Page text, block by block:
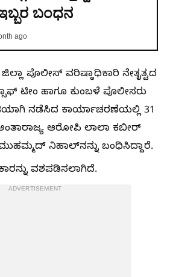
ಬಂಧನ
ago
ಜಿಲ್ಲಾ ಪೊಲೀಸ್‌ ವರಿಷ್ಠಾಧಿಕಾರಿ ನೇತೃತ್ವದ
ಟೀಂ ಹಾಗೂ ಕುಂಬಳೆ ಪೊಲೀಸರು
ನಡೆಸಿದ ಕಾರ್ಯಾಚರಣೆಯಲ್ಲಿ 31
ಆರೋಪಿ ಲಾಲಾ ಕಬೀರ್‌
ನಿಹಾಲ್‌ನನ್ನು ಬಂಧಿಸಿದ್ದಾರೆ.
ವಶಪಡಿಸಲಾಗಿದೆ.
ADVERTISEMENT